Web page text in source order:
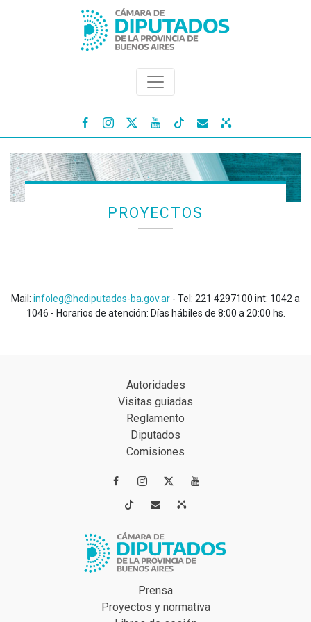
   
PROYECTOS
Mail: infoleg@hcdiputados-ba.gov.ar - Tel: 221 4297100 int: 1042 a
1046 - Horarios de atención: Días hábiles de 8:00 a 20:00 hs.
Autoridades
Visitas guiadas
Reglamento
Diputados
Comisiones
 
 
Prensa
Proyectos y normativa